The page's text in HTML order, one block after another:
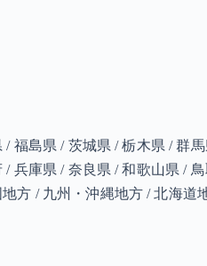
福島県 / 茨城県 / 栃木県 / 群
兵庫県 / 奈良県 / 和歌山県 /
方 / 九州・沖縄地方 / 北海